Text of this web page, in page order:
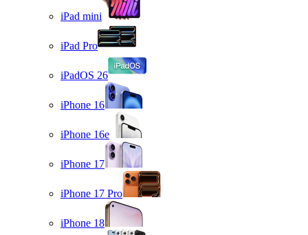
iPad mini
iPad Pro
iPadOS 26
iPhone 16
iPhone 16e
iPhone 17
iPhone 17 Pro
iPhone 18